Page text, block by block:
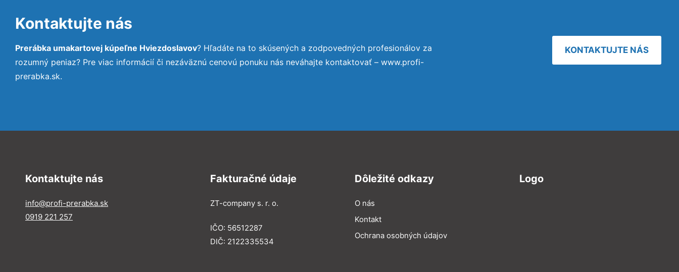
Kontaktujte nás
Prerábka umakartovej kúpeľne Hviezdoslavov? Hľadáte na to skúsených a zodpovedných profesionálov za
rozumný peniaz? Pre viac informácií či nezáväznú cenovú ponuku nás neváhajte kontaktovať – www.profi-
prerabka.sk.
KONTAKTUJTE NÁS
Kontaktujte nás
info@profi-prerabka.sk
0919 221 257
Fakturačné údaje
ZT-company s. r. o.
IČO: 56512287
DIČ: 2122335534
Dôležité odkazy
O nás
Kontakt
Ochrana osobných údajov
Logo